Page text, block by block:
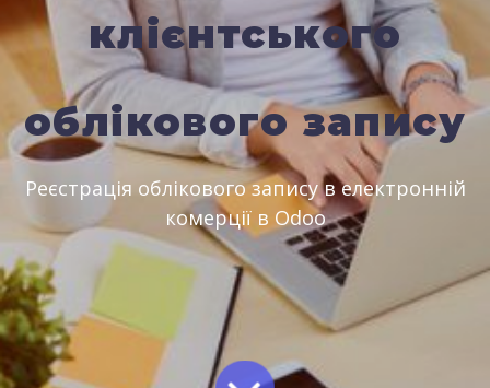
клієнтського
облікового запису
Реєстрація облікового запису в електронній
комерції в Odoo